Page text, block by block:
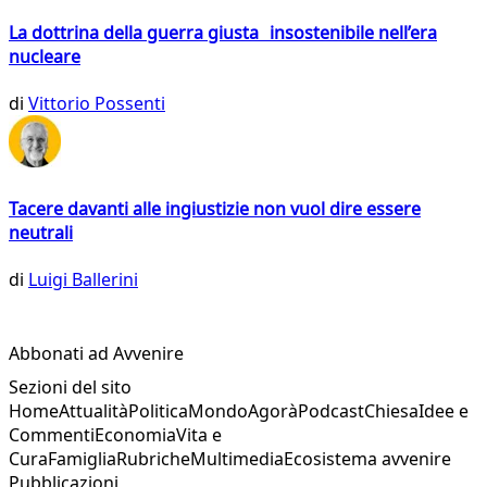
La dottrina della guerra giusta insostenibile nell’era
nucleare
di Vittorio Possenti
Tacere davanti alle ingiustizie non vuol dire essere
neutrali
di Luigi Ballerini
Abbonati ad Avvenire
Sezioni del sito
HomeAttualitàPoliticaMondoAgoràPodcastChiesaIdee e
CommentiEconomiaVita e
CuraFamigliaRubricheMultimediaEcosistema avvenire